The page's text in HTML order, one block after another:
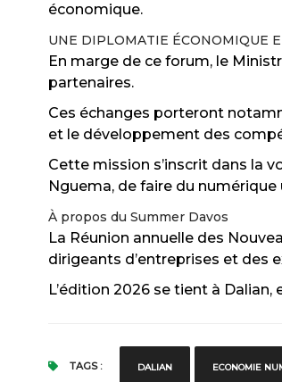
économique.
UNE DIPLOMATIE ÉCONOMIQUE
En marge de ce forum, le
partenaires.
Ces échanges porteront
et le développement des
Cette mission s’inscrit dans la
Nguema, de faire du
À propos du Summer Davos
La Réunion annuelle des
dirigeants d’entreprises et des
L’édition 2026 se tient à
TAGS : DALIAN ECONOMIE